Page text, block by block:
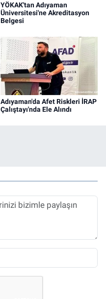
YÖKAK'tan Adıyaman
Üniversitesi'ne Akreditasyon
Belgesi
Adıyaman'da Afet Riskleri İRAP
Çalıştayı'nda Ele Alındı